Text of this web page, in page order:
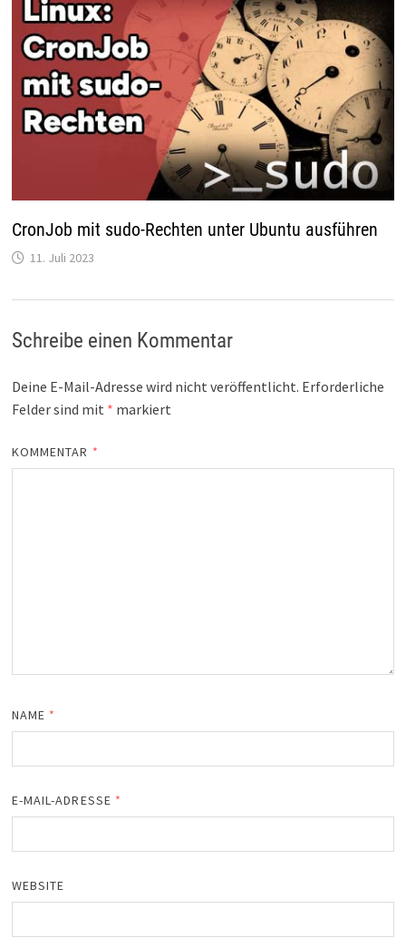
CronJob mit sudo-Rechten unter Ubuntu ausführen
11. Juli 2023
Schreibe einen Kommentar
Deine E-Mail-Adresse wird nicht veröffentlicht. Erforderliche
Felder sind mit * markiert
KOMMENTAR *
NAME *
E-MAIL-ADRESSE *
WEBSITE